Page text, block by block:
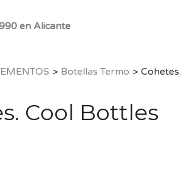
en Alicante
> Botellas Termo > Cohetes.
Cool Bottles